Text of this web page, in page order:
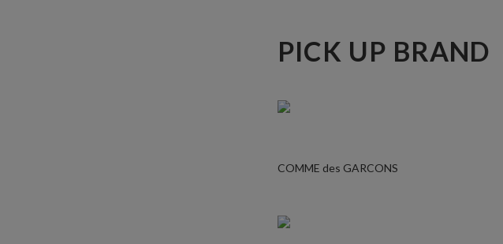
PICK UP BRAND
COMME des GARCONS